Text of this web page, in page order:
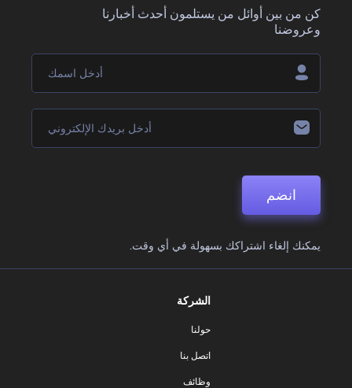
كن من بين أوائل من يستلمون أحدث أخبارنا
وعروضنا
انضم
يمكنك إلغاء اشتراكك بسهولة في أي وقت.
الشركة
حولنا
اتصل بنا
وظائف